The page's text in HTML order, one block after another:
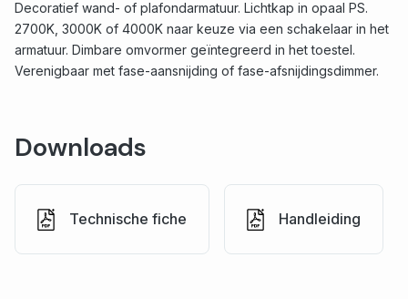
Decoratief wand- of plafondarmatuur. Lichtkap in opaal PS.
2700K, 3000K of 4000K naar keuze via een schakelaar in het
armatuur. Dimbare omvormer geïntegreerd in het toestel.
Verenigbaar met fase-aansnijding of fase-afsnijdingsdimmer.
Downloads
Technische fiche Handleiding